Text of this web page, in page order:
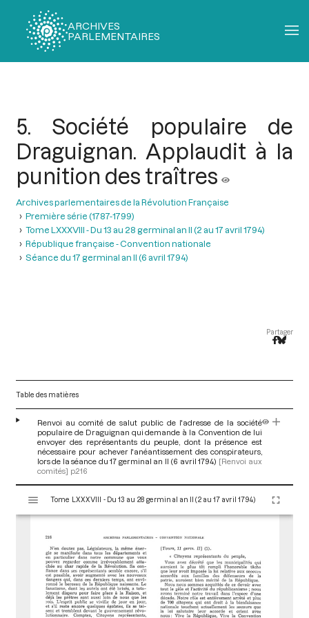
ARCHIVES
PARLEMENTAIRES
5. Société populaire de
Draguignan. Applaudit à la
punition des traîtres
Archives parlementaires de la Révolution Française
Première série (1787-1799)
Tome LXXXVIII - Du 13 au 28 germinal an II (2 au 17 avril 1794)
République française - Convention nationale
Séance du 17 germinal an II (6 avril 1794)
Partager
Table des matières
Renvoi au comité de salut public de l'adresse de la société
populaire de Draguignan qui demande à la Convention de lui
envoyer des représentants du peuple, dont la présence est
nécessaire pour achever l'anéantissement des conspirateurs,
lors de la séance du 17 germinal an II (6 avril 1794) [Renvoi aux
comités] p.216
s
Tome LXXXVIII - Du 13 au 28 germinal an II (2 au 17 avril 1794)